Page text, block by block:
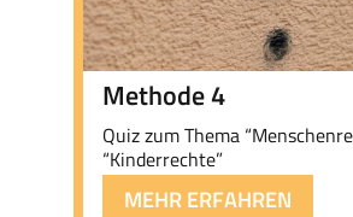
Methode 4
Quiz zum Thema
“Kinderrechte”
MEHR ERFAHREN